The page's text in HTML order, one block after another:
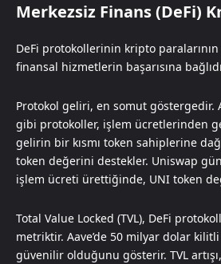
Merkezsiz Finans (DeFi)
DeFi protokollerinin kripto paralarının
finansal hizmetlerin başarısına
Protokol geliri, en somut göstergedir.
gibi protokoller, işlem ücretlerinden
gelirin bir kısmı token sahiplerine
token değerini destekler. Uniswap
işlem ücreti ürettiğinde, UNI token
Total Value Locked (TVL), DeFi
metriktir. Aave’de 50 milyar dolar
güvenilir olduğunu gösterir. TVL